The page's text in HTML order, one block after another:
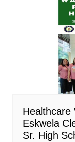
Healthcare
Eskwela
Sr. High